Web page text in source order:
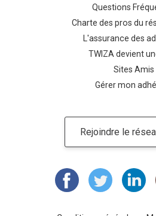
Questions
Charte des pros du
L'assurance des
TWIZA devient
Sites Amis
Gérer mon
Rejoindre le